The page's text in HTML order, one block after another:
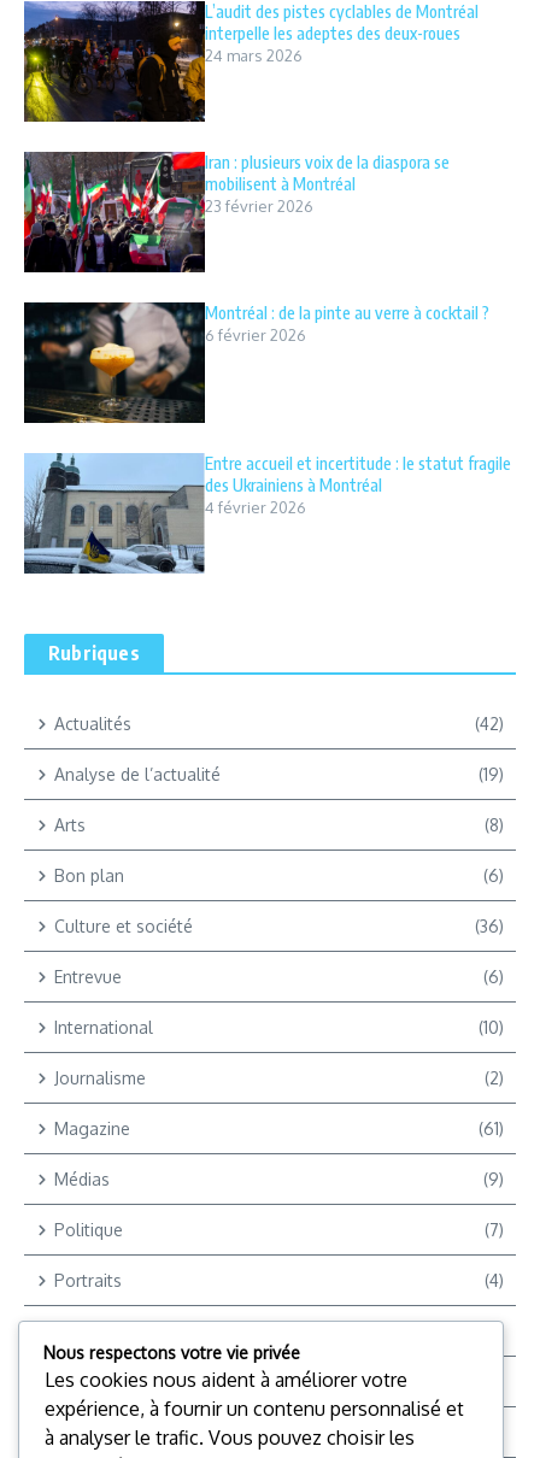
L’audit des pistes cyclables de Montréal
interpelle les adeptes des deux-roues
24 mars 2026
Iran : plusieurs voix de la diaspora se
mobilisent à Montréal
23 février 2026
Montréal : de la pinte au verre à cocktail ?
6 février 2026
Entre accueil et incertitude : le statut fragile
des Ukrainiens à Montréal
4 février 2026
Rubriques
Actualités (42)
Analyse de l’actualité (19)
Arts (8)
Bon plan (6)
Culture et société (36)
Entrevue (6)
International (10)
Journalisme (2)
Magazine (61)
Médias (9)
Politique (7)
Portraits (4)
(9)
Reportages Vidéo
Reporter +
Nous respectons votre vie privée
Les cookies nous aident à améliorer votre
expérience, à fournir un contenu personnalisé et
à analyser le trafic. Vous pouvez choisir les